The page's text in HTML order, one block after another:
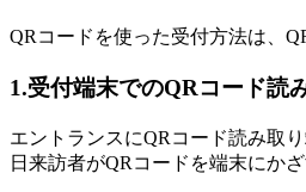
QRコードを使った受付方法は、
1.受付端末でのQRコード読
エントランスにQRコード読み取
日来訪者がQRコードを端末にか